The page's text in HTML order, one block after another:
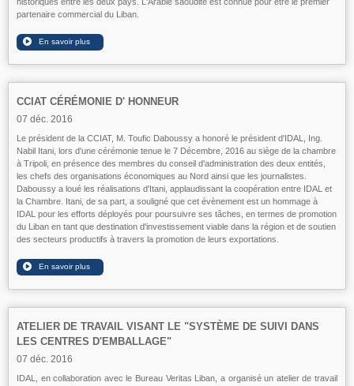
partenaire commercial du Liban.
CCIAT CÉRÉMONIE D' HONNEUR
07 déc. 2016
Le président de la CCIAT, M. Toufic Daboussy a honoré le président d'IDAL, Ing.
Nabil Itani, lors d'une cérémonie tenue le 7 Décembre, 2016 au siège de la chambre
à Tripoli, en présence des membres du conseil d'administration des deux entités,
les chefs des organisations économiques au Nord ainsi que les journalistes.
Daboussy a loué les réalisations d'Itani, applaudissant la coopération entre IDAL et
la Chambre. Itani, de sa part, a souligné que cet évènement est un hommage à
IDAL pour les efforts déployés pour poursuivre ses tâches, en termes de promotion
du Liban en tant que destination d'investissement viable dans la région et de soutien
des secteurs productifs à travers la promotion de leurs exportations.
ATELIER DE TRAVAIL VISANT LE "SYSTÈME DE SUIVI DANS
LES CENTRES D'EMBALLAGE"
07 déc. 2016
IDAL, en collaboration avec le Bureau Veritas Liban, a organisé un atelier de travail